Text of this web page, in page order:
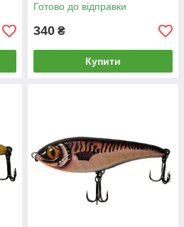
Готово до відправки
340 ₴
Купити